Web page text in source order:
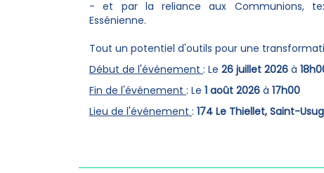
- et par la reliance aux Communions,
Essénienne.
Tout un potentiel d'outils pour une
Début de l'événement : Le 26 juillet 2026 à
Fin de l'événement : Le 1 août 2026 à 17h00
Lieu de l'événement : 174 Le Thiellet, Saint-